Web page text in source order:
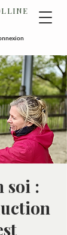
soi :